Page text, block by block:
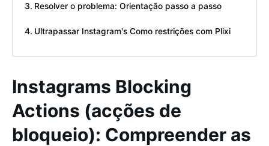
Resolver o problema: Orientação passo a passo
Ultrapassar Instagram's Como restrições com Plixi
Instagrams Blocking
Actions (acções de
bloqueio): Compreender as